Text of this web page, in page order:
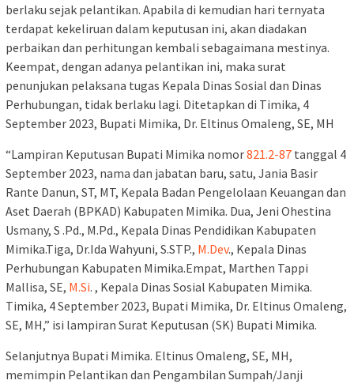
berlaku sejak pelantikan. Apabila di kemudian hari ternyata
terdapat kekeliruan dalam keputusan ini, akan diadakan
perbaikan dan perhitungan kembali sebagaimana mestinya.
Keempat, dengan adanya pelantikan ini, maka surat
penunjukan pelaksana tugas Kepala Dinas Sosial dan Dinas
Perhubungan, tidak berlaku lagi. Ditetapkan di Timika, 4
September 2023, Bupati Mimika, Dr. Eltinus Omaleng, SE, MH
“Lampiran Keputusan Bupati Mimika nomor821.2-87 tanggal 4
September 2023, nama dan jabatan baru, satu, Jania Basir
Rante Danun, ST, MT, Kepala Badan Pengelolaan Keuangan dan
Aset Daerah (BPKAD) Kabupaten Mimika. Dua, Jeni Ohestina
Usmany, S .Pd., M.Pd., Kepala Dinas Pendidikan Kabupaten
Mimika.Tiga, Dr.Ida Wahyuni, S.STP., M.Dev., Kepala Dinas
Perhubungan Kabupaten Mimika.Empat, Marthen Tappi
Mallisa, SE, M.Si. , Kepala Dinas Sosial Kabupaten Mimika.
Timika, 4 September 2023, Bupati Mimika, Dr. Eltinus Omaleng,
SE, MH,” isi lampiran Surat Keputusan (SK) Bupati Mimika.
Selanjutnya Bupati Mimika. Eltinus Omaleng, SE, MH,
memimpin Pelantikan dan Pengambilan Sumpah/Janji